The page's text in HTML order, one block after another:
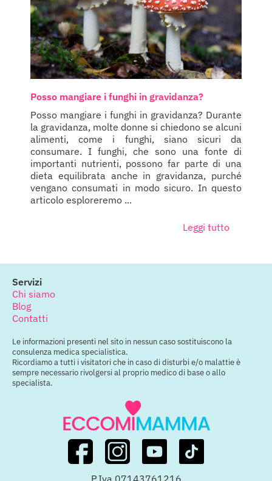
Posso mangiare i funghi in gravidanza?
Posso mangiare i funghi in gravidanza? Durante
la gravidanza, molte donne si chiedono se alcuni
alimenti, come i funghi, siano sicuri da
consumare. I funghi, che sono una fonte di
importanti nutrienti, possono far parte di una
dieta equilibrata anche in gravidanza, purché
vengano consumati in modo sicuro. In questo
articolo esploreremo ...
Leggi tutto
Servizi
Chi siamo
Blog
Contatti
Le informazioni presenti nel sito in nessun caso sostituiscono la
consulenza medica specialistica.
Ricordiamo a tutti i visitatori che in caso di disturbi e/o malattie è
sempre necessario rivolgersi al proprio medico di base o allo
specialista.